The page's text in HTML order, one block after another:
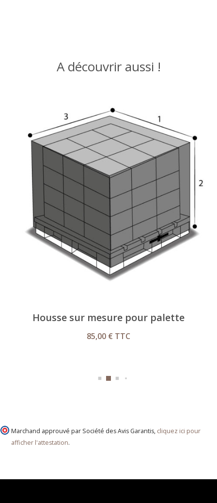
A découvrir aussi !
Housse sur mesure pour palette
85,00 € TTC
Marchand approuvé par Société des Avis Garantis, cliquez ici pour
afficher l'attestation.